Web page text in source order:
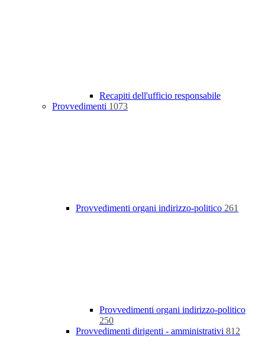
Recapiti dell'ufficio responsabile
Provvedimenti 1073
Provvedimenti organi indirizzo-politico 261
Provvedimenti organi indirizzo-politico
250
Provvedimenti dirigenti - amministrativi 812